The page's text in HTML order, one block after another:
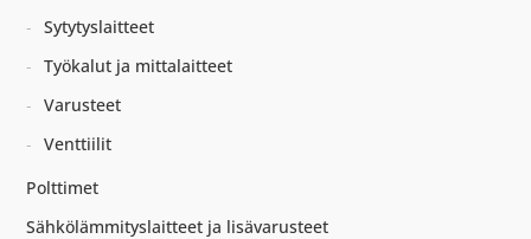
Sytytyslaitteet
Työkalut ja mittalaitteet
Varusteet
Venttiilit
Polttimet
Sähkölämmityslaitteet ja lisävarusteet